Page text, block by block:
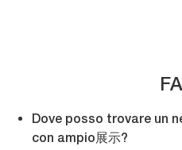
Dove posso trovare un
con ampio展示?